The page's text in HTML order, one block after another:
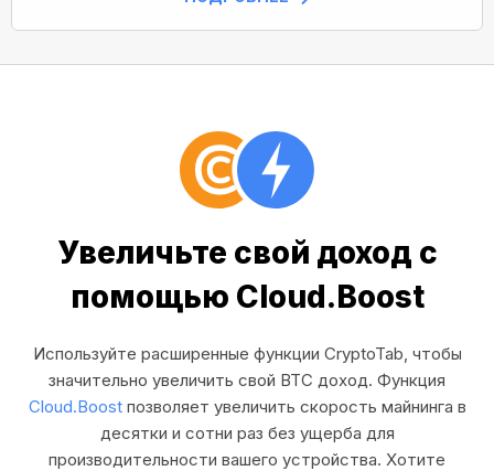
Увеличьте свой доход с
помощью Cloud.Boost
Используйте расширенные функции CryptoTab, чтобы
значительно увеличить свой BTC доход. Функция
Cloud.Boost позволяет увеличить скорость майнинга в
десятки и сотни раз без ущерба для
производительности вашего устройства. Хотите